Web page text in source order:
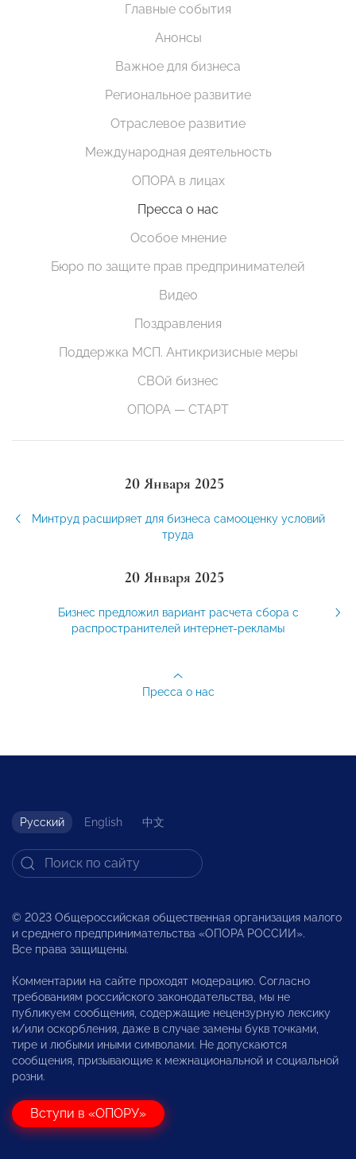
Главные события
Анонсы
Важное для бизнеса
Региональное развитие
Отраслевое развитие
Международная деятельность
ОПОРА в лицах
Пресса о нас
Особое мнение
Бюро по защите прав предпринимателей
Видео
Поздравления
Поддержка МСП. Антикризисные меры
СВОй бизнес
ОПОРА — СТАРТ
20 Января 2025
Минтруд расширяет для бизнеса самооценку условий
труда
20 Января 2025
Бизнес предложил вариант расчета сбора с
распространителей интернет-рекламы
Пресса о нас
Русский English 中文
© 2023 Общероссийская общественная организация малого
и среднего предпринимательства «ОПОРА РОССИИ».
Все права защищены.
Комментарии на сайте проходят модерацию. Согласно
требованиям российского законодательства, мы не
публикуем сообщения, содержащие нецензурную лексику
и/или оскорбления, даже в случае замены букв точками,
тире и любыми иными символами. Не допускаются
сообщения, призывающие к межнациональной и социальной
розни.
Вступи в «ОПОРУ»